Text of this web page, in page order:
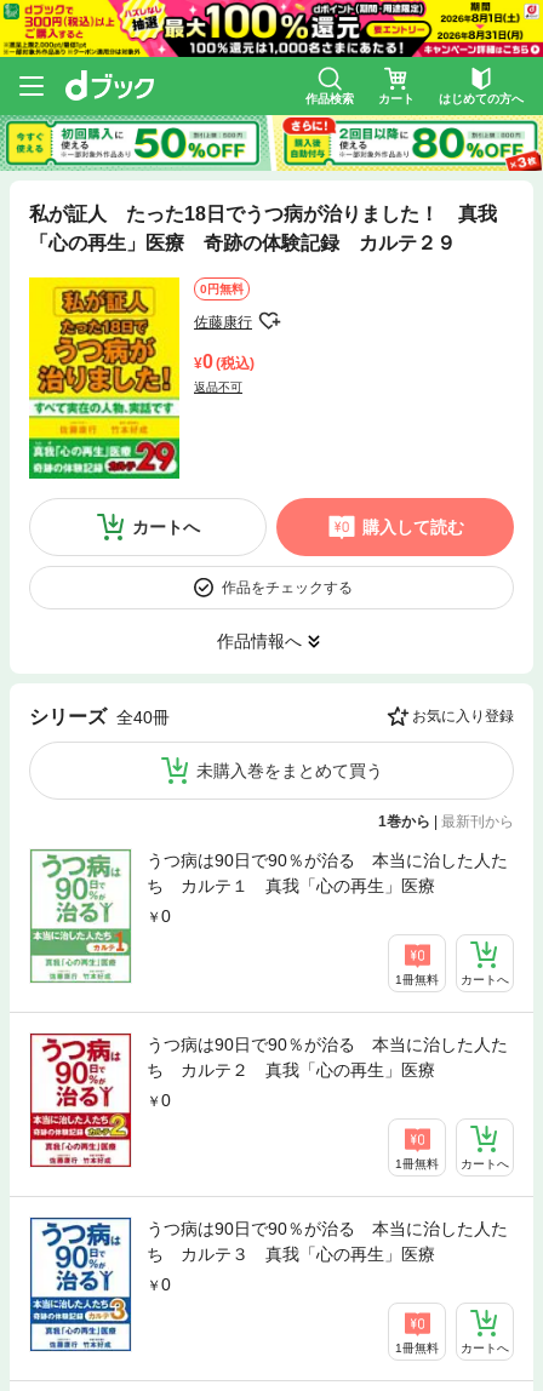
作品検索 カート はじめての方へ
私が証人 たった18日でうつ病が治りました！ 真我
「心の再生」医療 奇跡の体験記録 カルテ２９
0円無料
佐藤康行
0(税込)
返品不可
カートへ 購入して読む
作品をチェックする
作品情報へ
シリーズ 全40冊 お気に入り登録
未購入巻をまとめて買う
1巻から | 最新刊から
うつ病は90日で90％が治る 本当に治した人た
ち カルテ１ 真我「心の再生」医療
0
1冊無料 カートへ
うつ病は90日で90％が治る 本当に治した人た
ち カルテ２ 真我「心の再生」医療
0
1冊無料 カートへ
うつ病は90日で90％が治る 本当に治した人た
ち カルテ３ 真我「心の再生」医療
0
1冊無料 カートへ